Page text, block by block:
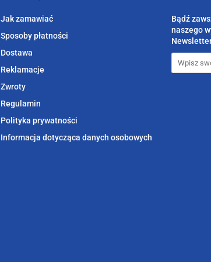
Jak zamawiać
Sposoby płatności
Dostawa
Reklamacje
Zwroty
Regulamin
Polityka prywatności
Informacja dotycząca danych osobowych
Bądź
naszego